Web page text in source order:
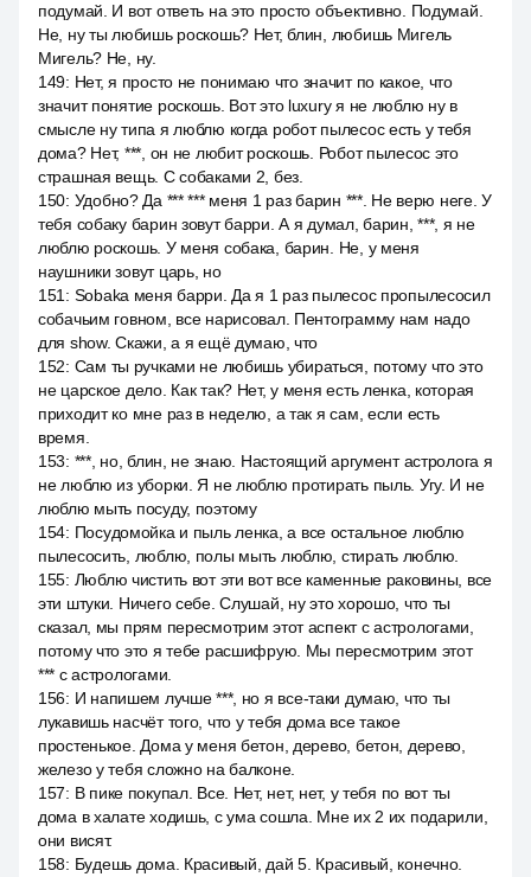
подумай. И вот ответь на это просто объективно. Подумай.
Не, ну ты любишь роскошь? Нет, блин, любишь Мигель
Мигель? Не, ну.
149: Нет, я просто не понимаю что значит по какое, что
значит понятие роскошь. Вот это luxury я не люблю ну в
смысле ну типа я люблю когда робот пылесос есть у тебя
дома? Нет, ***, он не любит роскошь. Робот пылесос это
страшная вещь. С собаками 2, без.
150: Удобно? Да *** *** меня 1 раз барин ***. Не верю неге. У
тебя собаку барин зовут барри. А я думал, барин, ***, я не
люблю роскошь. У меня собака, барин. Не, у меня
наушники зовут царь, но
151 : Sobaka меня барри. Да я 1 раз пылесос пропылесосил
собачьим говном, все нарисовал. Пентограмму нам надо
для show. Скажи, а я ещё думаю, что
152: Сам ты ручками не любишь убираться, потому что это
не царское дело. Как так? Нет, у меня есть ленка, которая
приходит ко мне раз в неделю, а так я сам, если есть
время.
153: ***, но, блин, не знаю. Настоящий аргумент астролога я
не люблю из уборки. Я не люблю протирать пыль. Угу. И не
люблю мыть посуду, поэтому
154: Посудомойка и пыль ленка, а все остальное люблю
пылесосить, люблю, полы мыть люблю, стирать люблю.
155: Люблю чистить вот эти вот все каменные раковины, все
эти штуки. Ничего себе. Слушай, ну это хорошо, что ты
сказал, мы прям пересмотрим этот аспект с астрологами,
потому что это я тебе расшифрую. Мы пересмотрим этот
*** с астрологами.
156: И напишем лучше ***, но я все-таки думаю, что ты
лукавишь насчёт того, что у тебя дома все такое
простенькое. Дома у меня бетон, дерево, бетон, дерево,
железо у тебя сложно на балконе.
157: В пике покупал. Все. Нет, нет, нет, у тебя по вот ты
дома в халате ходишь, с ума сошла. Мне их 2 их подарили,
они висят.
158: Будешь дома. Красивый, дай 5. Красивый, конечно.